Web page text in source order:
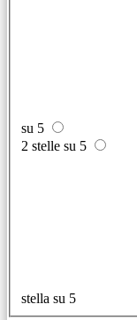
su 5
2 stelle su 5
stella su 5